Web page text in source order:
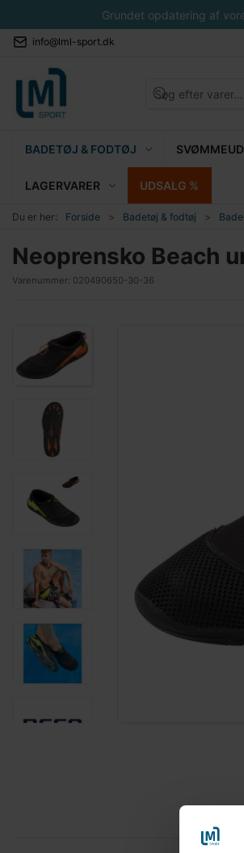
Grundet opdatering af
info@lml-sport.dk
BADETØJ & FODTØJ
LAGERVARER UDSALG %
Du er her: Forside Badetøj & fodtøj
Neoprensko Beach
Varenummer: 020490650-30-36